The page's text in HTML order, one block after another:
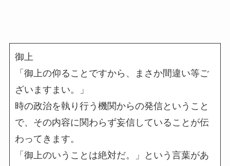
御上
「御上の仰ることですから、まさか間違い等ご
ざいますまい。」
時の政治を執り行う機関からの発信ということ
で、その内容に関わらず妄信していることが伝
わってきます。
「御上のいうことは絶対だ。」という言葉があ